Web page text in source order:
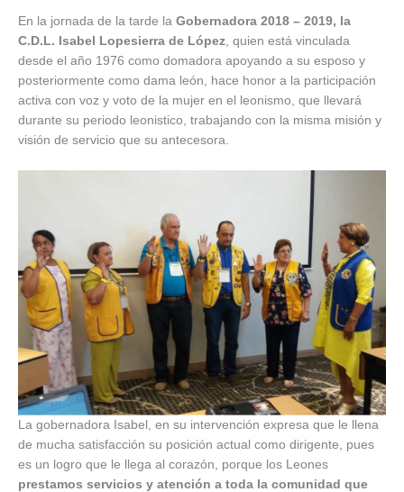
En la jornada de la tarde la Gobernadora 2018 – 2019, la
C.D.L. Isabel Lopesierra de López, quien está vinculada
desde el año 1976 como domadora apoyando a su esposo y
posteriormente como dama león, hace honor a la participación
activa con voz y voto de la mujer en el leonismo, que llevará
durante su periodo leonistico, trabajando con la misma misión y
visión de servicio que su antecesora.
La gobernadora Isabel, en su intervención expresa que le llena
de mucha satisfacción su posición actual como dirigente, pues
es un logro que le llega al corazón, porque los Leones
prestamos servicios y atención a toda la comunidad que